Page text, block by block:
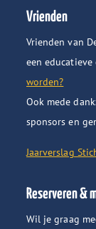
Vrienden
Vrienden van
een
worden?
Ook mede
sponsors en
Jaarverslag
Reserveren &
Wil je graag